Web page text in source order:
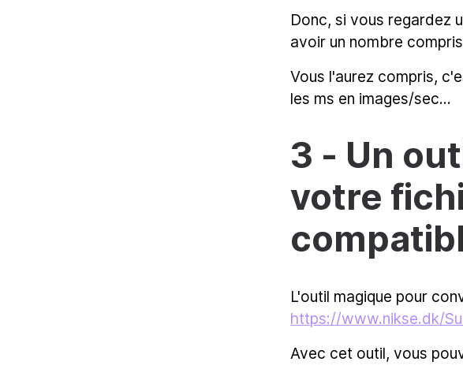
Donc, si vous regardez
avoir un nombre
Vous l'aurez compris,
les ms en images/sec...
3 - Un
votre
L'outil magique pour
https://www.nikse.dk/
Avec cet outil, vous